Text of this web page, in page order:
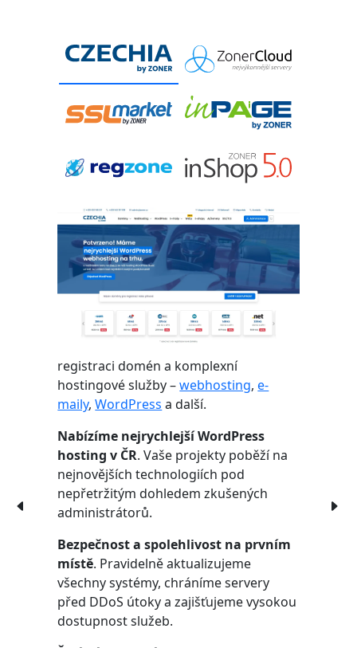
registraci domén a komplexní
hostingové služby –webhosting,e-
maily,WordPress a další.
Nabízíme nejrychlejší WordPress
hosting v ČR. Vaše projekty poběží na
nejnovějších technologiích pod
nepřetržitým dohledem zkušených
administrátorů.
Bezpečnost a spolehlivost na prvním
místě. Pravidelně aktualizujeme
všechny systémy, chráníme servery
před DDoS útoky a zajišťujeme vysokou
dostupnost služeb.